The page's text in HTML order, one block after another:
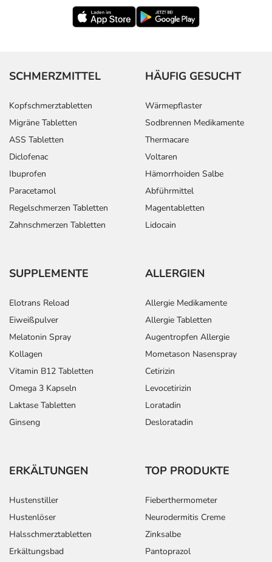
SCHMERZMITTEL
Kopfschmerztabletten
Migräne Tabletten
ASS Tabletten
Diclofenac
Ibuprofen
Paracetamol
Regelschmerzen Tabletten
Zahnschmerzen Tabletten
HÄUFIG GESUCHT
Wärmepflaster
Sodbrennen Medikamente
Thermacare
Voltaren
Hämorrhoiden Salbe
Abführmittel
Magentabletten
Lidocain
SUPPLEMENTE
Elotrans Reload
Eiweißpulver
Melatonin Spray
Kollagen
Vitamin B12 Tabletten
Omega 3 Kapseln
Laktase Tabletten
Ginseng
ALLERGIEN
Allergie Medikamente
Allergie Tabletten
Augentropfen Allergie
Mometason Nasenspray
Cetirizin
Levocetirizin
Loratadin
Desloratadin
ERKÄLTUNGEN
Hustenstiller
Hustenlöser
Halsschmerztabletten
Erkältungsbad
TOP PRODUKTE
Fieberthermometer
Neurodermitis Creme
Zinksalbe
Pantoprazol